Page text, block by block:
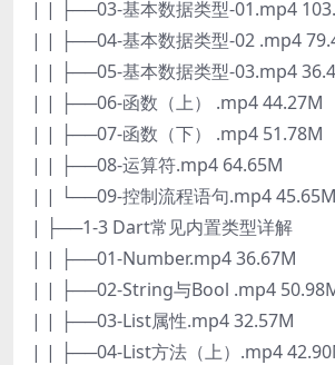
| | ├──03-基本数据类型-01.mp4
| | ├──04-基本数据类型-02 .mp4
| | ├──05-基本数据类型-03.mp4
| | ├──06-函数（上） .mp4 44.27M
| | ├──07-函数（下） .mp4 51.78M
| | ├──08-运算符.mp4 64.65M
| | └──09-控制流程语句.mp4 45.65M
| ├──1-3 Dart常见内置类型详解
| | ├──01-Number.mp4 36.67M
| | ├──02-String与Bool .mp4
| | ├──03-List属性.mp4 32.57M
| | ├──04-List方法（上）.mp4